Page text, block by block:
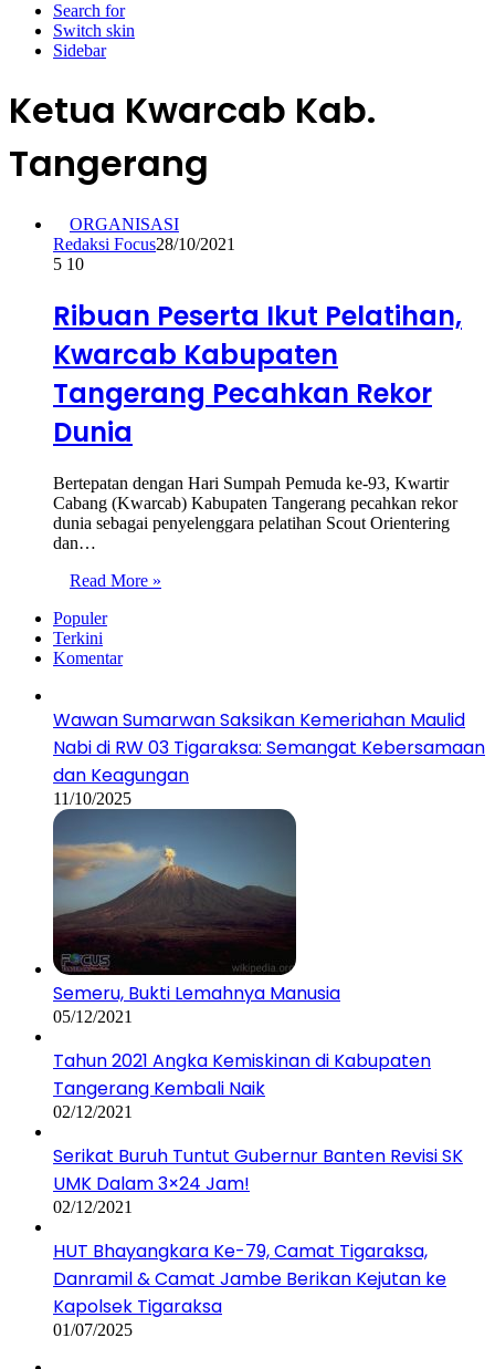
Search for
Switch skin
Sidebar
Ketua Kwarcab Kab.
Tangerang
ORGANISASI
Redaksi Focus28/10/2021
5 10
Ribuan Peserta Ikut Pelatihan,
Kwarcab Kabupaten
Tangerang Pecahkan Rekor
Dunia
Bertepatan dengan Hari Sumpah Pemuda ke-93, Kwartir
Cabang (Kwarcab) Kabupaten Tangerang pecahkan rekor
dunia sebagai penyelenggara pelatihan Scout Orientering
dan…
Read More »
Populer
Terkini
Komentar
Wawan Sumarwan Saksikan Kemeriahan Maulid
Nabi di RW 03 Tigaraksa: Semangat Kebersamaan
dan Keagungan
11/10/2025
Semeru, Bukti Lemahnya Manusia
05/12/2021
Tahun 2021 Angka Kemiskinan di Kabupaten
Tangerang Kembali Naik
02/12/2021
Serikat Buruh Tuntut Gubernur Banten Revisi SK
UMK Dalam 3×24 Jam!
02/12/2021
HUT Bhayangkara Ke-79, Camat Tigaraksa,
Danramil & Camat Jambe Berikan Kejutan ke
Kapolsek Tigaraksa
01/07/2025